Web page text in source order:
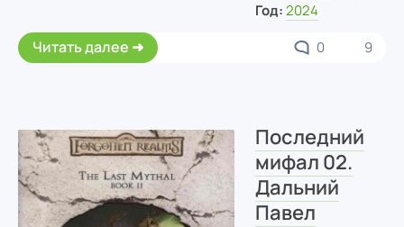
Год: 2024
Читать далее 0 9
Последний
мифал 02.
Дальний
Павел